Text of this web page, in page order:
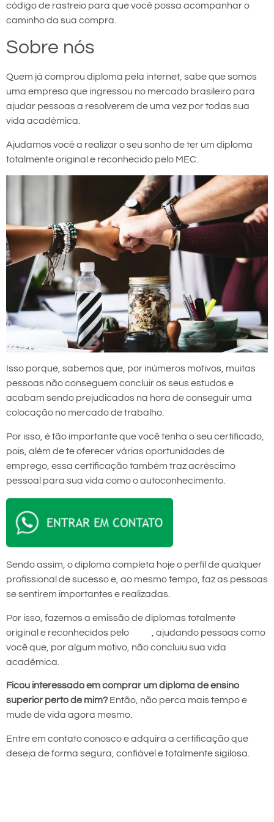
código de rastreio para que você possa acompanhar o
caminho da sua compra.
Sobre nós
Quem já comprou diploma pela internet, sabe que somos
uma empresa que ingressou no mercado brasileiro para
ajudar pessoas a resolverem de uma vez por todas sua
vida acadêmica.
Ajudamos você a realizar o seu sonho de ter um diploma
totalmente original e reconhecido pelo MEC.
Isso porque, sabemos que, por inúmeros motivos, muitas
pessoas não conseguem concluir os seus estudos e
acabam sendo prejudicados na hora de conseguir uma
colocação no mercado de trabalho.
Por isso, é tão importante que você tenha o seu certificado,
pois, além de te oferecer várias oportunidades de
emprego, essa certificação também traz acréscimo
pessoal para sua vida como o autoconhecimento.
Sendo assim, o diploma completa hoje o perfil de qualquer
profissional de sucesso e, ao mesmo tempo, faz as pessoas
se sentirem importantes e realizadas.
Por isso, fazemos a emissão de diplomas totalmente
original e reconhecidos pelo
, ajudando pessoas como
você que, por algum motivo, não concluiu sua vida
acadêmica.
Ficou interessado em comprar um diploma de ensino
superior perto de mim? Então, não perca mais tempo e
mude de vida agora mesmo.
Entre em contato conosco e adquira a certificação que
deseja de forma segura, confiável e totalmente sigilosa.